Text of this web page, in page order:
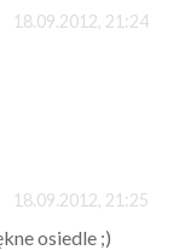
18.09.2012, 21:24
18.09.2012, 21:25
osiedle ;)